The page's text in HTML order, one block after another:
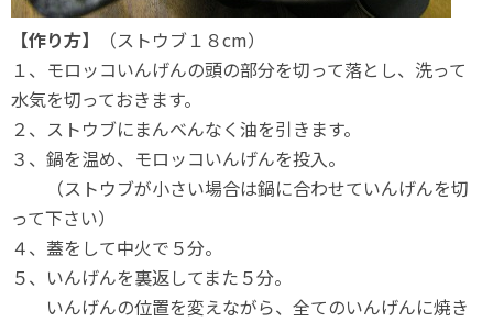
【作り方】
（ストウブ１８cm）
１、モロッコいんげんの頭の部分を切って落とし、洗って
水気を切っておきます。
２、ストウブにまんべんなく油を引きます。
３、鍋を温め、モロッコいんげんを投入。
（ストウブが小さい場合は鍋に合わせていんげんを切
って下さい）
４、蓋をして中火で５分。
５、いんげんを裏返してまた５分。
いんげんの位置を変えながら、全てのいんげんに焼き